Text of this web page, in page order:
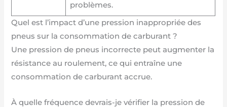
problèmes.
Quel est l’impact d’une pression inappropriée des
pneus sur la consommation de carburant ?
Une pression de pneus incorrecte peut augmenter la
résistance au roulement, ce qui entraîne une
consommation de carburant accrue.
À quelle fréquence devrais-je vérifier la pression de